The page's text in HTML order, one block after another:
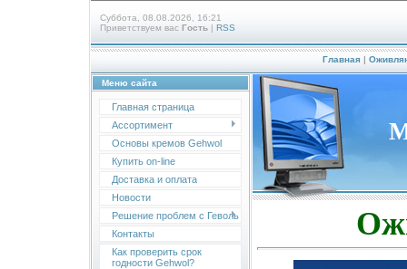
Суббота, 08.08.2026, 16:21
Приветствуем вас Гость | RSS
Главная|
Меню сайта
Главная страница
Ассортимент
Основы кремов Gehwol
Купить on-line
Доставка и оплата
Новости
Решение проблем с Геволь
Контакты
Как проверить срок
годности Gehwol?